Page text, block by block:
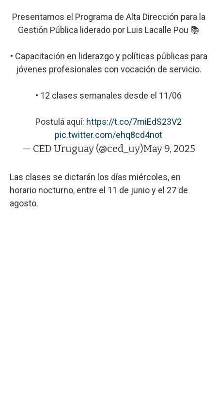
Presentamos el Programa de Alta Dirección para la
Gestión Pública liderado por Luis Lacalle Pou 📚
• Capacitación en liderazgo y políticas públicas para
jóvenes profesionales con vocación de servicio.
• 12 clases semanales desde el 11/06
Postulá aquí: https://t.co/7miEdS23V2
pic.twitter.com/ehq8cd4not
— CED Uruguay (@ced_uy)May 9, 2025
Las clases se dictarán los días miércoles, en
horario nocturno, entre el 11 de junio y el 27 de
agosto.